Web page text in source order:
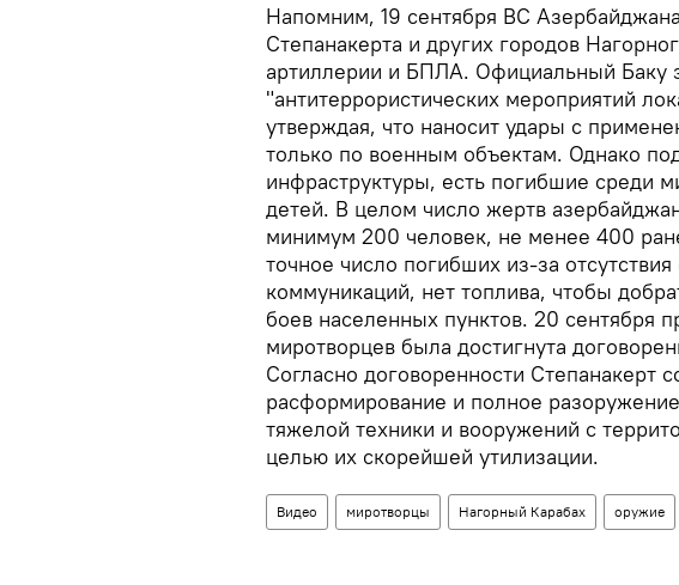
Напомним, 19 сентября ВС
Степанакерта и других городов
артиллерии и БПЛА. Официальный Баку
"антитеррористических мероприятий
утверждая, что наносит удары с
только по военным объектам. Однако
инфраструктуры, есть погибшие среди
детей. В целом число жертв
минимум 200 человек, не менее 400
точное число погибших из-за
коммуникаций, нет топлива, чтобы
боев населенных пунктов. 20 сентября
миротворцев была достигнута
Согласно договоренности Степанакерт
расформирование и полное
тяжелой техники и вооружений с
целью их скорейшей утилизации.
Видео миротворцы Нагорный Карабах оружие